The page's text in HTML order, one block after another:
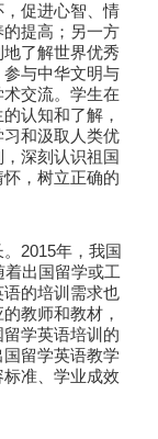
促进心智、情
提高；另一方
了解世界优秀
与中华文明与
交流。学生在
认知和了解，
和汲取人类优
深刻认识祖国
，树立正确的
2015年，我国
出国留学或工
的培训需求也
教师和教材，
学英语培训的
留学英语教学
准、学业成效